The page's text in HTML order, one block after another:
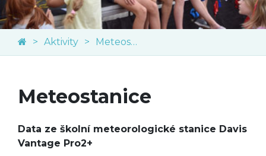
Aktivity Meteostanice
Meteostanice
Data ze školní meteorologické stanice Davis
Vantage Pro2+